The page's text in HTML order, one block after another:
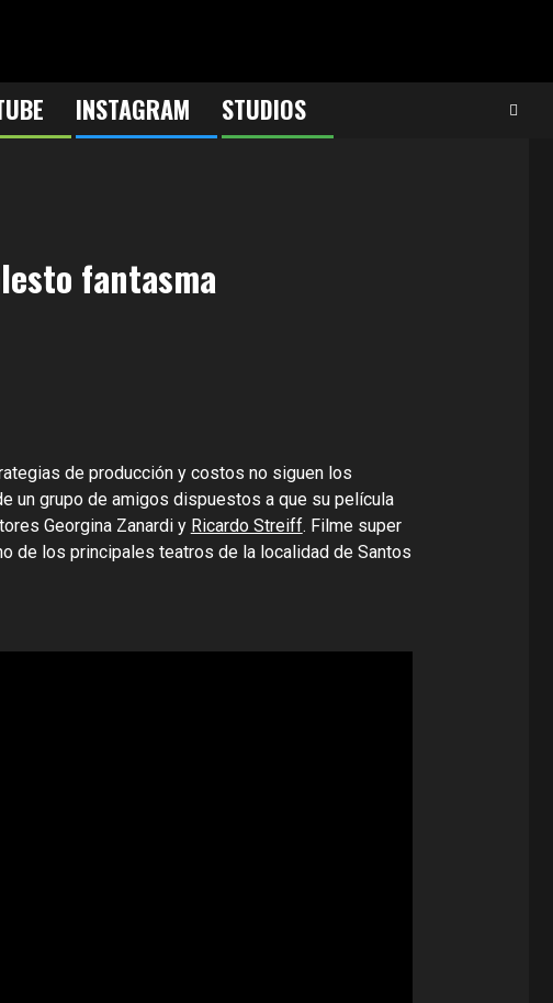
INSTAGRAM STUDIOS
fantasma
de producción y costos no siguen los
un grupo de amigos dispuestos a que su película
Georgina Zanardi y Ricardo Streiff. Filme super
de los principales teatros de la localidad de Santos